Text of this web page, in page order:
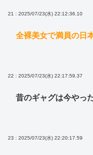
21 : 2025/07/23(水) 22:12:36.10
全裸美女で満員の日
22 : 2025/07/23(水) 22:17:59.37
昔のギャグは今やっ
23 : 2025/07/23(水) 22:20:17.59